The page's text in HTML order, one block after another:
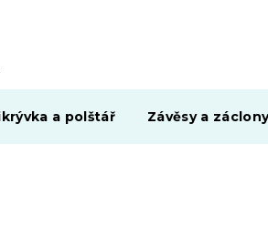
a polštář Závěsy a